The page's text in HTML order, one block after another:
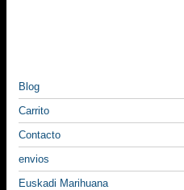
Blog
Carrito
Contacto
envios
Euskadi Marihuana